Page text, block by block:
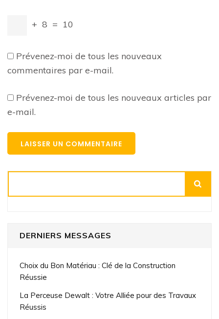
+ 8 = 10
Prévenez-moi de tous les nouveaux
commentaires par e-mail.
Prévenez-moi de tous les nouveaux articles par
e-mail.
DERNIERS MESSAGES
Choix du Bon Matériau : Clé de la Construction
Réussie
La Perceuse Dewalt : Votre Alliée pour des Travaux
Réussis